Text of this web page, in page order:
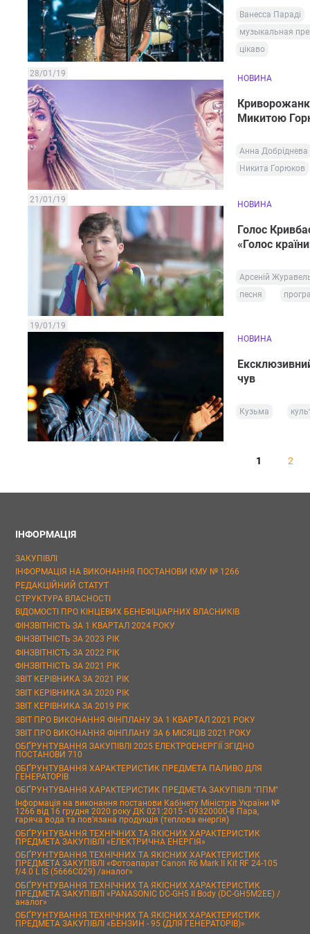
Ванесса Параді
музыкальная
цікаво
28/01/19 НОВИНА
Микитою
Анна Добріднева
Никита Горюков
21/01/19 НОВИНА
Голос
«Голос
Арсеній
песня
19/01/19
НОВИНА
чув
Кузьма
1 2
ІНФОРМАЦІЯ
ЗАКУПІВЛІ
ІНФОРМАЦІЯ НА ВИКОНАННЯ ПОСТАНОВИ КМУ № 1266
РЕДАКЦІЙНИЙ СТАТУТ
СТРУКТУРА ВЛАСНОСТІ
ВІДОМОСТІ ПРО КІНЦЕВИХ БЕНЕФІЦІАРНИХ ВЛАСНИКІВ
ФІНЗВІТНІСТЬ ЗА 1 КВАРТАЛ 2024 РОКУ
ФІНЗВІТНІСТЬ ЗА 2023 РІК
ФІНЗВІТНІСТЬ ЗА 2022 РІК
ФІНЗВІТНІСТЬ ЗА 2021 РІК
ЗВІТ КЕРІВНИКА ЗА 2021 РІК
ЗВІТ КЕРІВНИКА ЗА 2020 РІК
ЗВІТ КЕРІВНИКА ЗА 2019 РІК
ЗВІТ ПРО ВИКОНАННЯ ФІНПЛАНУ ЗА 1 КВАРТАЛ 2021 РОКУ
ЗВІТ ПРО ВИКОНАННЯ ФІНПЛАНУ ЗА 6 МІСЯЦІВ 2021 РОКУ
ОБҐРУНТУВАННЯ ЗАКУПІВЛІ 2025 ЕЛЕКТРОЕНЕРГІЇ ЗГІДНО
ПОСТАНОВИ 710
ОБҐРУНТУВАННЯ ХАРАКТЕРИСТИК ПРЕДМЕТА ПАЛИВО ДЛЯ
ГЕНЕРАТОРІВ
ОБҐРУНТУВАННЯ ХАРАКТЕРИСТИК ПРЕДМЕТА ЗАКУПІВЛІ "ППМ"
Інформація на виконання постанови Кабінету Міністрів України №
1266 від 16 грудня 2020 року ДК 021:2015 - 09320000-8 Пара,
гаряча вода та пов’язана продукція (теплова енергія)
ОБҐРУНТУВАННЯ ТЕХНІЧНИХ ТА ЯКІСНИХ ХАРАКТЕРИСТИК
ПРЕДМЕТА ЗАКУПІВЛІ «ЕЛЕКТРИЧНА ЕНЕРГІЯ»
ОБҐРУНТУВАННЯ ТЕХНІЧНИХ ТА ЯКІСНИХ ХАРАКТЕРИСТИК
ПРЕДМЕТА ЗАКУПІВЛІ «Фотоапарат Canon R6 Mark II Kit RF 24-105
f/4.0 L IS (5666C029) /аналог»
ОБҐРУНТУВАННЯ ТЕХНІЧНИХ ТА ЯКІСНИХ ХАРАКТЕРИСТИК
ПРЕДМЕТА ЗАКУПІВЛІ «PANASONIC DC-GH5 II Body (DC-GH5M2EE) /
аналог»
ОБҐРУНТУВАННЯ ТЕХНІЧНИХ ТА ЯКІСНИХ ХАРАКТЕРИСТИК
ПРЕДМЕТА ЗАКУПІВЛІ «БЕНЗИН - 95 (ДЛЯ ГЕНЕРАТОРІВ)»